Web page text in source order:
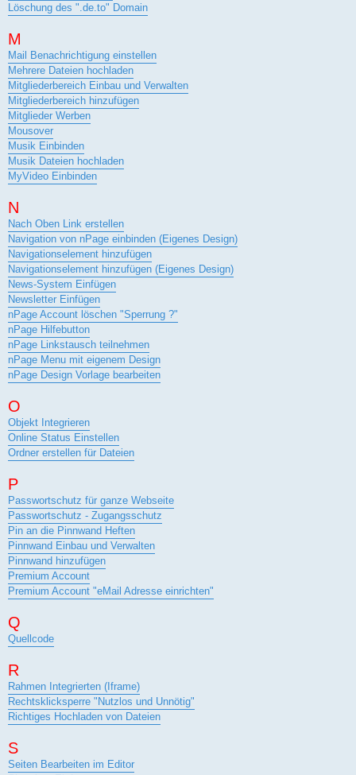
Löschung des ".de.to" Domain
M
Mail Benachrichtigung einstellen
Mehrere Dateien hochladen
Mitgliederbereich Einbau und Verwalten
Mitgliederbereich hinzufügen
Mitglieder Werben
Mousover
Musik Einbinden
Musik Dateien hochladen
MyVideo Einbinden
N
Nach Oben Link erstellen
Navigation von nPage einbinden (Eigenes Design)
Navigationselement hinzufügen
Navigationselement hinzufügen (Eigenes Design)
News-System Einfügen
Newsletter Einfügen
nPage Account löschen "Sperrung ?"
nPage Hilfebutton
nPage Linkstausch teilnehmen
nPage Menu mit eigenem Design
nPage Design Vorlage bearbeiten
O
Objekt Integrieren
Online Status Einstellen
Ordner erstellen für Dateien
P
Passwortschutz für ganze Webseite
Passwortschutz - Zugangsschutz
Pin an die Pinnwand Heften
Pinnwand Einbau und Verwalten
Pinnwand hinzufügen
Premium Account
Premium Account "eMail Adresse einrichten"
Q
Quellcode
R
Rahmen Integrierten (Iframe)
Rechtsklicksperre "Nutzlos und Unnötig"
Richtiges Hochladen von Dateien
S
Seiten Bearbeiten im Editor